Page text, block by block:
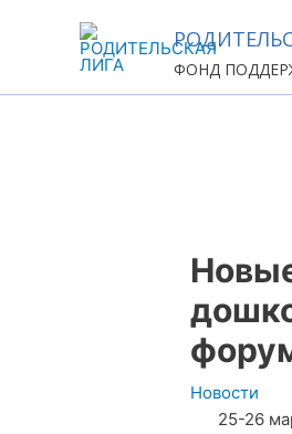
содержимому
ФОНД
Новости
25-26